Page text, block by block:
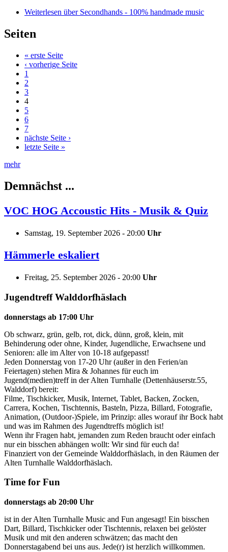
Weiterlesen über Secondhands - 100% handmade music
Seiten
« erste Seite
‹ vorherige Seite
1
2
3
4
5
6
7
nächste Seite ›
letzte Seite »
mehr
Demnächst ...
VOC HOG Accoustic Hits - Musik & Quiz
Samstag, 19. September 2026 - 20:00 Uhr
Hämmerle eskaliert
Freitag, 25. September 2026 - 20:00 Uhr
Jugendtreff Walddorfhäslach
donnerstags ab 17:00 Uhr
Ob schwarz, grün, gelb, rot, dick, dünn, groß, klein, mit
Behinderung oder ohne, Kinder, Jugendliche, Erwachsene und
Senioren: alle im Alter von 10-18 aufgepasst!
Jeden Donnerstag von 17-20 Uhr (außer in den Ferien/an
Feiertagen) stehen Mira & Johannes für euch im
Jugend(medien)treff in der Alten Turnhalle (Dettenhäuserstr.55,
Walddorf) bereit:
Filme, Tischkicker, Musik, Internet, Tablet, Backen, Zocken,
Carrera, Kochen, Tischtennis, Basteln, Pizza, Billard, Fotografie,
Animation, (Outdoor-)Spiele, im Prinzip: alles worauf ihr Bock habt
und was im Rahmen des Jugendtreffs möglich ist!
Wenn ihr Fragen habt, jemanden zum Reden braucht oder einfach
nur ein bisschen abhängen wollt: Wir sind für euch da!
Finanziert von der Gemeinde Walddorfhäslach, in den Räumen der
Alten Turnhalle Walddorfhäslach.
Time for Fun
donnerstags ab 20:00 Uhr
ist in der Alten Turnhalle Music and Fun angesagt! Ein bisschen
Dart, Billard, Tischkicker oder Tischtennis, relaxen bei gelöster
Musik und mit den anderen schwätzen; das macht den
Donnerstagabend bei uns aus. Jede(r) ist herzlich willkommen.